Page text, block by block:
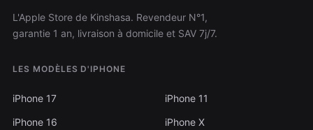
L'Apple Store de Kinshasa. Revendeur N°1,
garantie 1 an, livraison à domicile et SAV 7j/7.
LES MODÈLES D'IPHONE
iPhone 17
iPhone 16
iPhone 11
iPhone X